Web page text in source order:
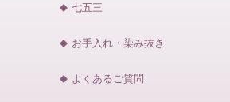
七五三
お手入れ・染み抜き
よくあるご質問